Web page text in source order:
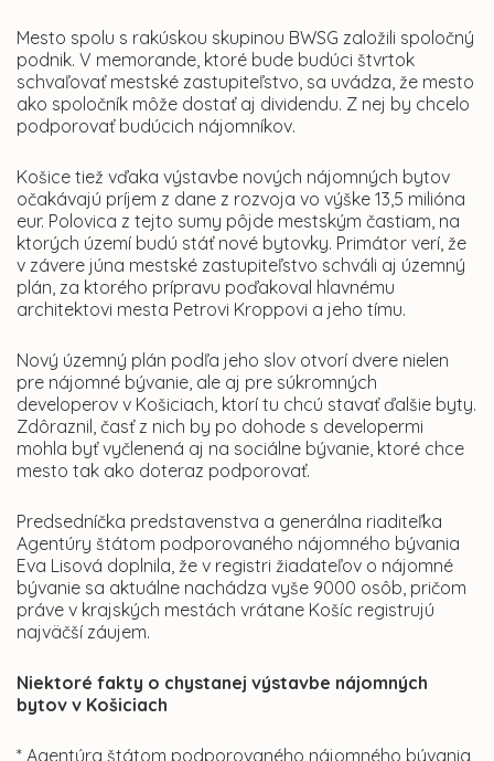
Mesto spolu s rakúskou skupinou BWSG založili spoločný
podnik. V memorande, ktoré bude budúci štvrtok
schvaľovať mestské zastupiteľstvo, sa uvádza, že mesto
ako spoločník môže dostať aj dividendu. Z nej by chcelo
podporovať budúcich nájomníkov.
Košice tiež vďaka výstavbe nových nájomných bytov
očakávajú príjem z dane z rozvoja vo výške 13,5 milióna
eur. Polovica z tejto sumy pôjde mestským častiam, na
ktorých území budú stáť nové bytovky. Primátor verí, že
v závere júna mestské zastupiteľstvo schváli aj územný
plán, za ktorého prípravu poďakoval hlavnému
architektovi mesta Petrovi Kroppovi a jeho tímu.
Nový územný plán podľa jeho slov otvorí dvere nielen
pre nájomné bývanie, ale aj pre súkromných
developerov v Košiciach, ktorí tu chcú stavať ďalšie byty.
Zdôraznil, časť z nich by po dohode s developermi
mohla byť vyčlenená aj na sociálne bývanie, ktoré chce
mesto tak ako doteraz podporovať.
Predsedníčka predstavenstva a generálna riaditeľka
Agentúry štátom podporovaného nájomného bývania
Eva Lisová doplnila, že v registri žiadateľov o nájomné
bývanie sa aktuálne nachádza vyše 9000 osôb, pričom
práve v krajských mestách vrátane Košíc registrujú
najväčší záujem.
Niektoré fakty o chystanej výstavbe nájomných
bytov v Košiciach
* Agentúra štátom podporovaného nájomného bývania,